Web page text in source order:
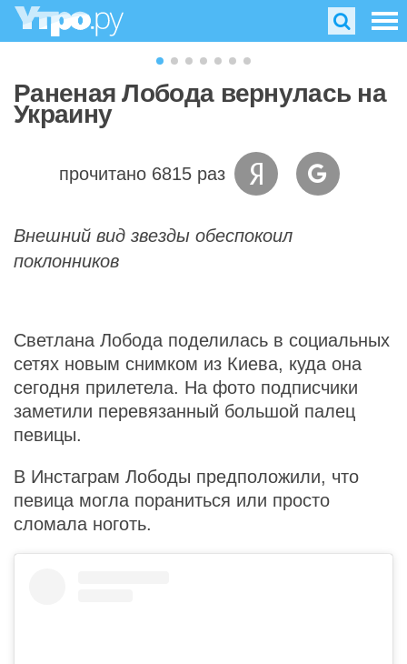
Раненая Лобода вернулась на
Украину
прочитано 6815 раз
Внешний вид звезды обеспокоил
поклонников
Светлана Лобода поделилась в социальных
сетях новым снимком из Киева, куда она
сегодня прилетела. На фото подписчики
заметили перевязанный большой палец
певицы.
В Инстаграм Лободы предположили, что
певица могла пораниться или просто
сломала ноготь.